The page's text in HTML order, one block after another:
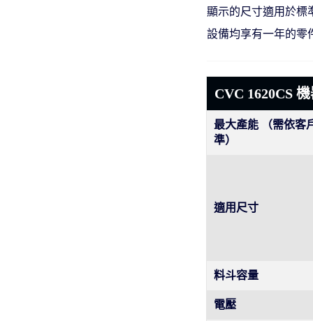
顯示的尺寸適用於標
設備均享有一年的零
CVC 1620CS
最大產能 （需依客
準）
適用尺寸
料斗容量
電壓